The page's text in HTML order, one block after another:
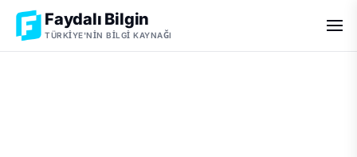
Faydalı Bilgin
TÜRKIYE'NIN BILGI KAYNAĞI